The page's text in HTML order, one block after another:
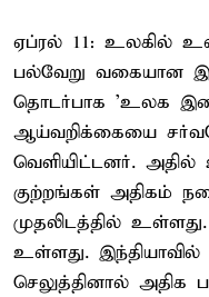
ஏப்ரல் 11: உலகில்
பல்வேறு வகையான
தொடர்பாக 'உலக
ஆய்வறிக்கையை
வெளியிட்டனர்.
குற்றங்கள் அதிகம்
முதலிடத்தில்
உள்ளது.
செலுத்தினால் அதிக